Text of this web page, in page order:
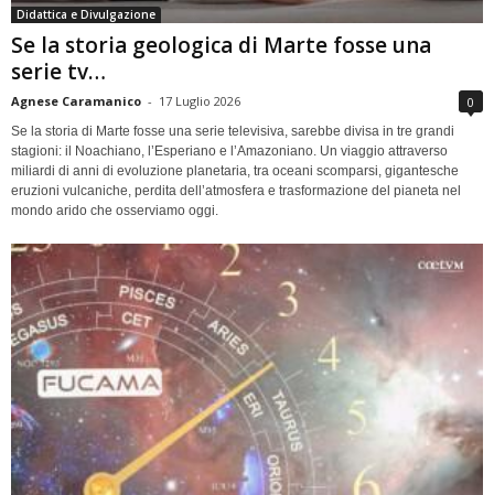
Didattica e Divulgazione
Se la storia geologica di Marte fosse una
serie tv…
Agnese Caramanico - 17 Luglio 2026 0
Se la storia di Marte fosse una serie televisiva, sarebbe divisa in tre grandi
stagioni: il Noachiano, l’Esperiano e l’Amazoniano. Un viaggio attraverso
miliardi di anni di evoluzione planetaria, tra oceani scomparsi, gigantesche
eruzioni vulcaniche, perdita dell’atmosfera e trasformazione del pianeta nel
mondo arido che osserviamo oggi.